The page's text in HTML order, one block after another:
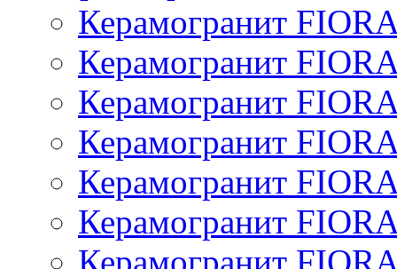
Керамогранит
Керамогранит
Керамогранит
Керамогранит
Керамогранит
Керамогранит